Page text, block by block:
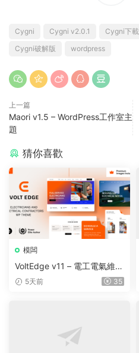
Cygni Cygni v2.0.1 Cygni下載
Cygni破解版
wordpress
上一篇
Maori v1.5 – WordPress工作室主
題
猜你喜歡
模闆
VoltEdge v11 – 電工電氣維修
WordPress 主題
5天前 35